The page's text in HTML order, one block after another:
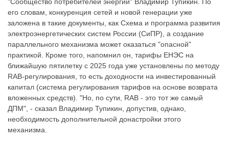
его словам, конкуренция сетей и новой генерации уже
заложена в такие документы, как Схема и программа развития
электроэнергетических систем России (СиПР), а создание
параллельного механизма может оказаться "опасной"
практикой. Кроме того, напомнил он, тарифы ЕНЭС на
ближайшую пятилетку с 2025 года уже установлены по методу
RAB-регулирования, то есть доходности на инвестированный
капитал (система регулирования тарифов на основе возврата
вложенных средств). "Но, по сути, RAB - это тот же самый
ДПМ", - сказал Владимир Тупикин, допустив, однако,
необходимость дополнительной донастройки этого
механизма.